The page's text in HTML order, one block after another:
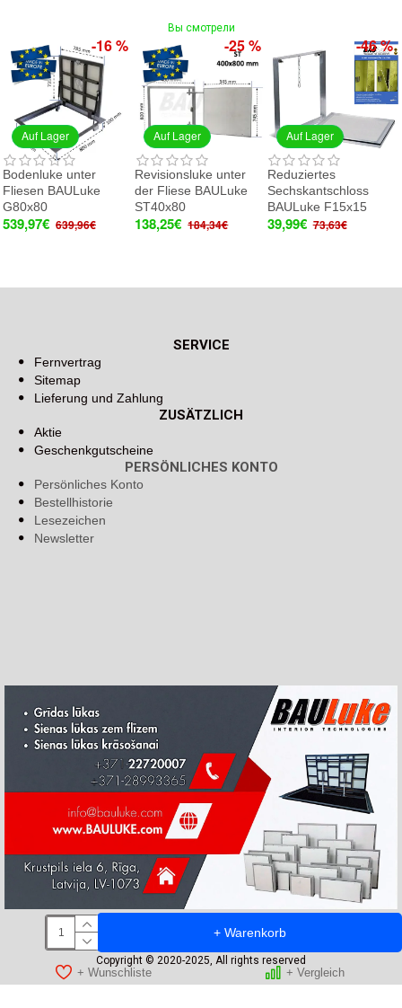
+ Warenkorb
+ Wunschliste + Vergleich
Вы смотрели
Auf Lager
-16 %
Bodenluke unter
Fliesen BAULuke
G80x80
539,97€ 639,96€
Auf Lager
-25 %
Revisionsluke unter
der Fliese BAULuke
ST40x80
138,25€ 184,34€
Auf Lager
-46 %
Reduziertes
Sechskantschloss
BAULuke F15x15
39,99€ 73,63€
SERVICE
Fernvertrag
Sitemap
Lieferung und Zahlung
ZUSÄTZLICH
Aktie
Geschenkgutscheine
PERSÖNLICHES KONTO
Persönliches Konto
Bestellhistorie
Lesezeichen
Newsletter
Copyright © 2020-2025, All rights reserved